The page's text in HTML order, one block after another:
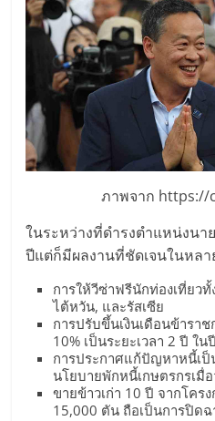
ไชส์
ขาย
ไชส์
แฟ
รน
ไชส์
บ้าน
ลงทุน
ปรึกษา
ภาพจาก https://
ในระหว่างที่ดำรงตำแหน่งน
ปีแต่ก็มีผลงานที่ชัดเจนในหล
การให้วีซ่าฟรีนักท่องเที่ยว
ไต้หวัน, และรัสเซีย
การปรับขึ้นเงินเดือนข้ารา
10% เป็นระยะเวลา 2 ปี ใ
การประกาศแก้ปัญหาหนี้เป็
นโยบายพักหนี้เกษตรกรเมื่
ขายข้าวเก่า 10 ปี จากโคร
15,000 ตัน ถือเป็นการปิด